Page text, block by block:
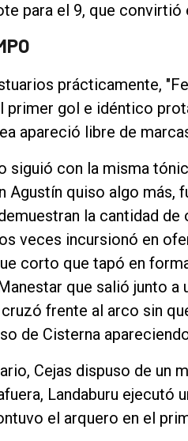
para el 9, que convirtió
prácticamente,
primer gol e idéntico
apareció libre de
siguió con la misma
Agustín quiso algo más,
la cantidad
veces incursionó en
corto que tapó en
que salió junto a
frente al arco sin
de Cisterna
Cejas dispuso de un
Landaburu
el arquero en el